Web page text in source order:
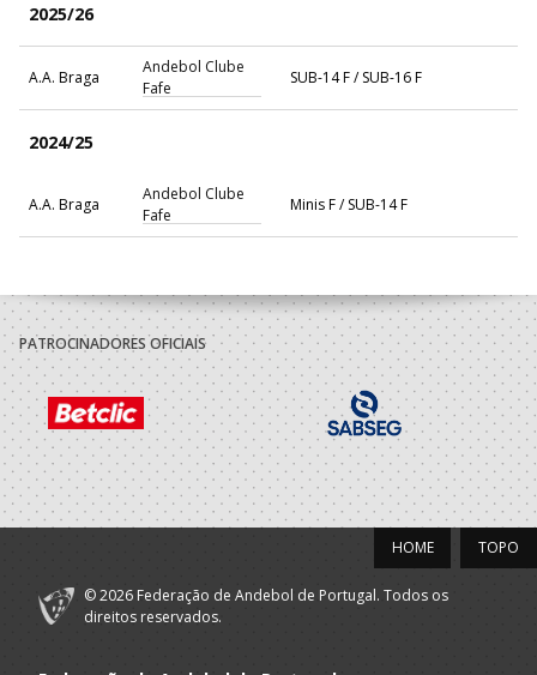
2025/26
A.A. Braga
Andebol Clube
Fafe
SUB-14 F / SUB-16 F
2024/25
A.A. Braga
Andebol Clube
Fafe
Minis F / SUB-14 F
PATROCINADORES OFICIAIS
TOPO
HOME
© 2026 Federação de Andebol de Portugal. Todos os
direitos reservados.